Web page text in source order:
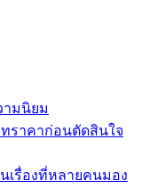
ามนิยม
ราคาก่อนตัดสินใจ
เรื่องที่หลายคนมอง